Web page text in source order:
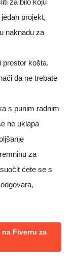
za bilo koju
projekt,
naknadu za
prostor košta.
da ne trebate
s punim radnim
ne uklapa
za
ćete se s
Fiverru za